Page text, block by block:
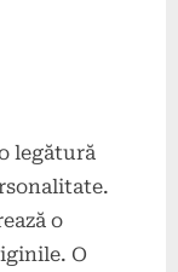
legătură
o
O